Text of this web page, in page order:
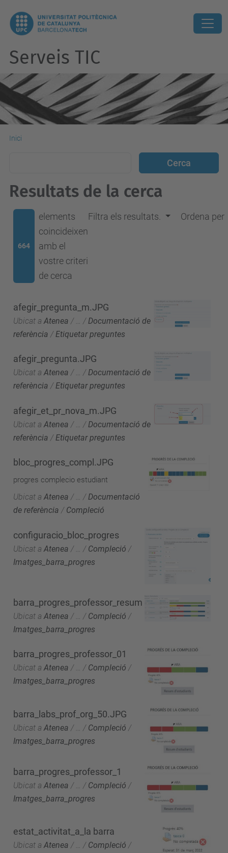
Serveis TIC
Inici
Resultats de la cerca
664
elements
coincideixen
amb el
vostre criteri
de cerca
Filtra els resultats. Ordena per
afegir_pregunta_m.JPG
Ubicat a Atenea / / Documentació de
referència / Etiquetar preguntes
afegir_pregunta.JPG
Ubicat a Atenea / … /Documentació de
referència /Etiquetar preguntes
afegir_et_pr_nova_m.JPG
Ubicat a Atenea / / Documentació de
referència / Etiquetar preguntes
bloc_progres_compl.JPG
progres complecio estudiant
Ubicat a Atenea / … /Documentació
de referència / Compleció
configuracio_bloc_progres
Ubicat a Atenea / / Compleció /
Imatges_barra_progres
barra_progres_professor_resum
Ubicat a Atenea / / Compleció /
Imatges_barra_progres
barra_progres_professor_01
Ubicat a Atenea / … / Compleció /
Imatges_barra_progres
barra_labs_prof_org_50.JPG
Ubicat a Atenea / / Compleció /
Imatges_barra_progres
barra_progres_professor_1
Ubicat a Atenea / … / Compleció /
Imatges_barra_progres
estat_activitat_a_la barra
Ubicat a Atenea / … / Compleció /